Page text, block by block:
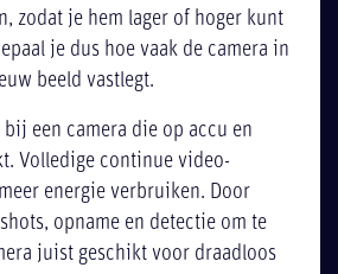
zodat je hem lager of hoger kunt
je dus hoe vaak de camera in
beeld vastlegt.
een camera die op accu en
Volledige continue video-
energie verbruiken. Door
opname en detectie om te
juist geschikt voor draadloos